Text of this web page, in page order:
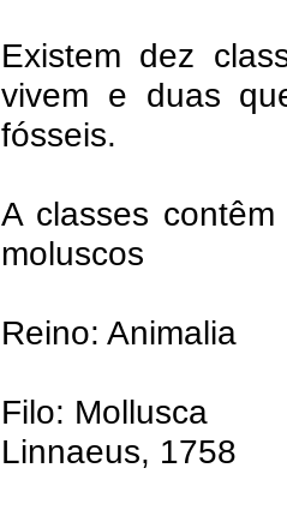
Existem dez
vivem e duas
fósseis.
A classes
moluscos
Reino: Animalia
Filo: Mollusca
Linnaeus, 1758